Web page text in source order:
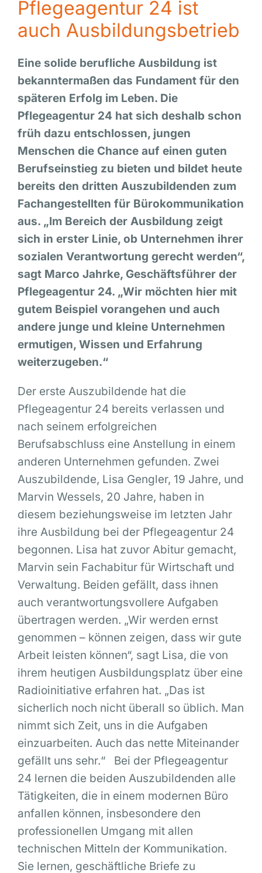
Pflegeagentur 24 ist
auch Ausbildungsbetrieb
Eine solide berufliche Ausbildung ist
bekanntermaßen das Fundament für den
späteren Erfolg im Leben. Die
Pflegeagentur 24 hat sich deshalb schon
früh dazu entschlossen, jungen
Menschen die Chance auf einen guten
Berufseinstieg zu bieten und bildet heute
bereits den dritten Auszubildenden zum
Fachangestellten für Bürokommunikation
aus. „Im Bereich der Ausbildung zeigt
sich in erster Linie, ob Unternehmen ihrer
sozialen Verantwortung gerecht werden“,
sagt Marco Jahrke, Geschäftsführer der
Pflegeagentur 24. „Wir möchten hier mit
gutem Beispiel vorangehen und auch
andere junge und kleine Unternehmen
ermutigen, Wissen und Erfahrung
weiterzugeben.“
Der erste Auszubildende hat die
Pflegeagentur 24 bereits verlassen und
nach seinem erfolgreichen
Berufsabschluss eine Anstellung in einem
anderen Unternehmen gefunden. Zwei
Auszubildende, Lisa Gengler, 19 Jahre, und
Marvin Wessels, 20 Jahre, haben in
diesem beziehungsweise im letzten Jahr
ihre Ausbildung bei der Pflegeagentur 24
begonnen. Lisa hat zuvor Abitur gemacht,
Marvin sein Fachabitur für Wirtschaft und
Verwaltung. Beiden gefällt, dass ihnen
auch verantwortungsvollere Aufgaben
übertragen werden. „Wir werden ernst
genommen – können zeigen, dass wir gute
Arbeit leisten können“, sagt Lisa, die von
ihrem heutigen Ausbildungsplatz über eine
Radioinitiative erfahren hat. „Das ist
sicherlich noch nicht überall so üblich. Man
nimmt sich Zeit, uns in die Aufgaben
einzuarbeiten. Auch das nette Miteinander
gefällt uns sehr.“ Bei der Pflegeagentur
24 lernen die beiden Auszubildenden alle
Tätigkeiten, die in einem modernen Büro
anfallen können, insbesondere den
professionellen Umgang mit allen
technischen Mitteln der Kommunikation.
Sie lernen, geschäftliche Briefe zu